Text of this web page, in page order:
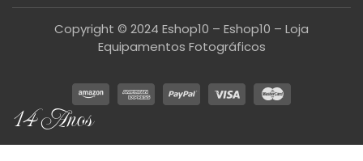
Copyright © 2024 Eshop10 – Eshop10 – Loja
Equipamentos Fotográficos
14 Anos